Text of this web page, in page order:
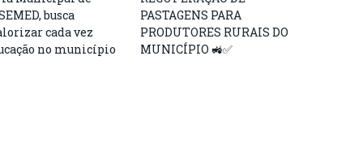
busca
cada vez
no município
PASTAGENS PARA
PRODUTORES RURAIS DO
MUNICÍPIO 🚜✅